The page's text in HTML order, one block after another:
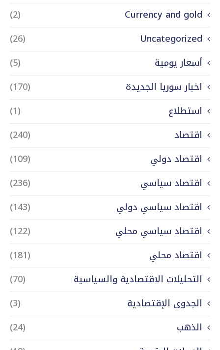
Currency and gold
(2)
Uncategorized
(26)
أسعار يومية
(5)
اخبار سوريا الجديدة
(170)
استطلاع
(1)
اقتصاد
(240)
اقتصاد دولي
(109)
اقتصاد سياسي
(236)
اقتصاد سياسي دولي
(143)
اقتصاد سياسي محلي
(122)
اقتصاد محلي
(181)
التحليلات الاقتصادية والسياسية
(70)
الجدوى الإقتصادية
(3)
الذهب
(24)